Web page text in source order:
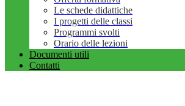
Le schede didattiche
I progetti delle classi
Programmi svolti
Orario delle lezioni
Documenti utili
Contatti